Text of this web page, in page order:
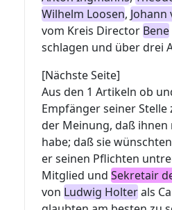
Wilhelm Loosen, Johann
vom Kreis Director Bene
schlagen und über drei
[Nächste Seite]
Aus den 1 Artikeln ob
Empfänger seiner
der Meinung, daß
habe; daß sie
er seinen Pflichten
Mitglied und Sekretair
von Ludwig Holterals